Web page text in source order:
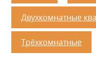
Двухкомнатные
Трёхкомнатные